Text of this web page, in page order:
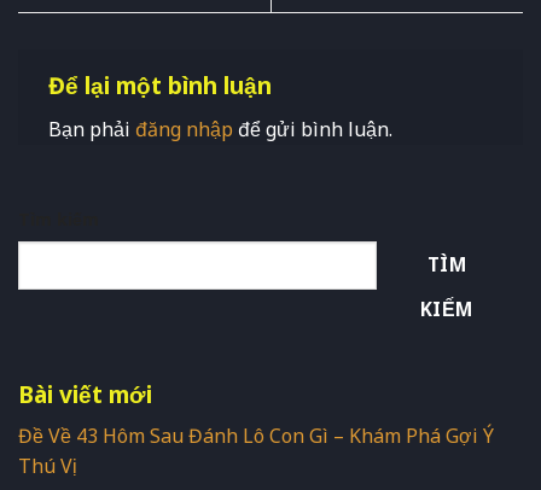
Để lại một bình luận
Bạn phải đăng nhậpđể gửi bình luận.
TÌM
KIẾM
Bài viết mới
Đề Về 43 Hôm Sau Đánh Lô Con Gì – Khám Phá Gợi Ý
Thú Vị